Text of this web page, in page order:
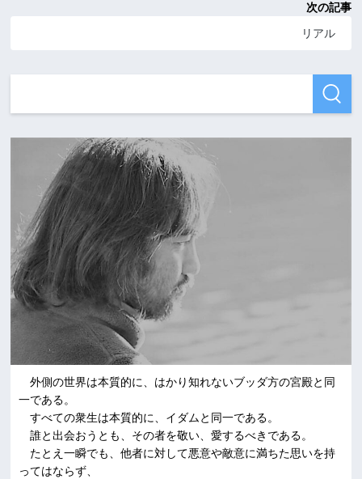
次の記事
リアル
外側の世界は本質的に、はかり知れないブッダ方の宮殿と同
一である。
すべての衆生は本質的に、イダムと同一である。
誰と出会おうとも、その者を敬い、愛するべきである。
たとえ一瞬でも、他者に対して悪意や敵意に満ちた思いを持
ってはならず、